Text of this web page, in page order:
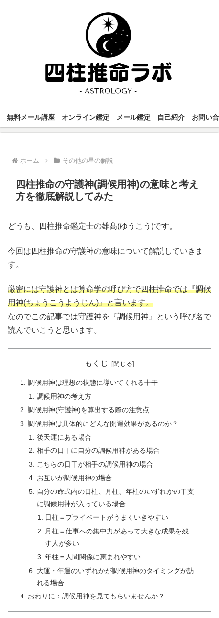
無料メール講座 オンライン鑑定 メール鑑定 自己紹介 お問い
ホーム その他の星の解説
四柱推命の守護神(調候用神)の意味と考え
方を徹底解説してみた
どうも、四柱推命鑑定士の雄髙(ゆうこう)です。
今回は四柱推命の守護神の意味について解説していきま
す。
厳密には守護神とは算命学の呼び方で四柱推命では『調候
用神(ちょうこうようじん)』と言います。
なのでこの記事では守護神を『調候用神』という呼び名で
読んでいこうと思います。
もくじ
調候用神は理想の状態に導いてくれる十干
調候用神の考え方
調候用神(守護神)を算出する際の注意点
調候用神は具体的にどんな開運効果があるのか？
後天運にある場合
相手の日干に自分の調候用神がある場合
こちらの日干が相手の調候用神の場合
お互いが調候用神の場合
自分の命式内の日柱、月柱、年柱のいずれかの干支
に調候用神が入っている場合
日柱＝プライベートがうまくいきやすい
月柱＝仕事への集中力があって大きな成果を残
す人が多い
年柱＝人間関係に恵まれやすい
大運・年運のいずれかが調候用神のタイミングが訪
れる場合
おわりに：調候用神を見てもらいませんか？